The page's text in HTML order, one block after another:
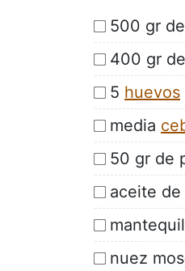
500 gr de
400 gr
5 huevos
media
50 gr de
aceite de
nuez